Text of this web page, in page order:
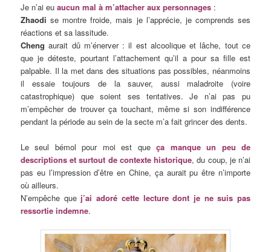
Je n’ai euaucun mal à m’attacher aux personnages :
Zhaodi se montre froide, mais je l’apprécie, je comprends ses
réactions et sa lassitude.
Cheng aurait dû m’énerver : il est alcoolique et lâche, tout ce
que je déteste, pourtant l’attachement qu’il a pour sa fille est
palpable. Il la met dans des situations pas possibles, néanmoins
il essaie toujours de la sauver, aussi maladroite (voire
catastrophique) que soient ses tentatives. Je n’ai pas pu
m’empêcher de trouver ça touchant, même si son indifférence
pendant la période au sein de la secte m’a fait grincer des dents.
Le seul bémol pour moi est queça manque un peu de
descriptions et surtout de contexte historique, du coup, je n’ai
pas eu l’impression d’être en Chine, ça aurait pu être n’importe
où ailleurs.
N’empêche quej’ai adoré cette lecture dont je ne suis pas
ressortie indemne.